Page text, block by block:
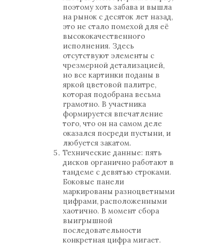
поэтому хоть забава и вышла
на рынок с десяток лет назад,
это не стало помехой для её
высококачественного
исполнения. Здесь
отсутствуют элементы с
чрезмерной детализацией,
но все картинки поданы в
яркой цветовой палитре,
которая подобрана весьма
грамотно. В участника
формируется впечатление
того, что он на самом деле
оказался посреди пустыни, и
любуется закатом.
Технические данные: пять
дисков органично работают в
тандеме с девятью строками.
Боковые панели
маркированы разноцветными
цифрами, расположенными
хаотично. В момент сбора
выигрышной
последовательности
конкретная цифра мигает.